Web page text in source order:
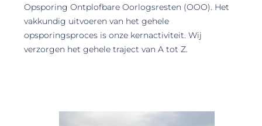
Opsporing Ontplofbare Oorlogsresten (OOO). Het
vakkundig uitvoeren van het gehele
opsporingsproces is onze kernactiviteit. Wij
verzorgen het gehele traject van A tot Z.